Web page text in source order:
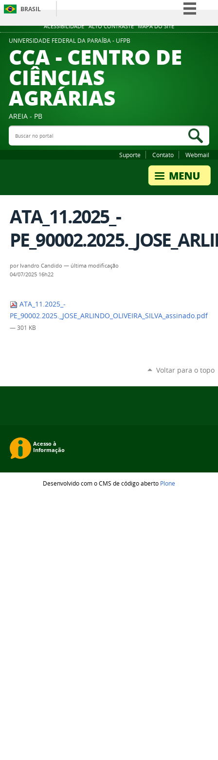
ACESSIBILIDADE ALTO CONTRASTE MAPA DO SITE
BRASIL
Simplifique!
Participe
UNIVERSIDADE FEDERAL DA PARAÍBA - UFPB
CCA - CENTRO DE
CIÊNCIAS
AGRÁRIAS
AREIA - PB
Buscar no portal
Suporte Contato Webmail
ATA_11.2025_-
por Ivandro Candido — última modificação
04/07/2025 16h22
ATA_11.2025_-
PE_90002.2025._JOSE_ARLINDO_OLIVEIRA_SILVA_assinado.pdf
— 301 KB
Voltar para o topo
Desenvolvido com o CMS de código aberto Plone